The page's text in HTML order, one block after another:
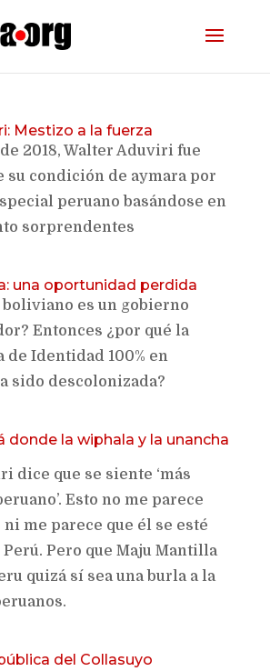
Mestizo a la fuerza
2018, Walter Aduviri fue
su condición de aymara por
peruano basándose en
sorprendentes
una oportunidad perdida
es un gobierno
Entonces ¿por qué la
de Identidad 100% en
sido descolonizada?
donde la wiphala y la unancha
dice que se siente ‘más
Esto no me parece
me parece que él se esté
Pero que Maju Mantilla
quizá sí sea una burla a la
del Collasuyo